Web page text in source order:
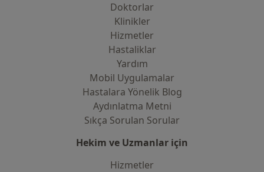
Doktorlar
Klinikler
Hizmetler
Hastaliklar
Yardım
Mobil Uygulamalar
Hastalara Yönelik Blog
Aydınlatma Metni
Sıkça Sorulan Sorular
Hekim ve Uzmanlar için
Hizmetler